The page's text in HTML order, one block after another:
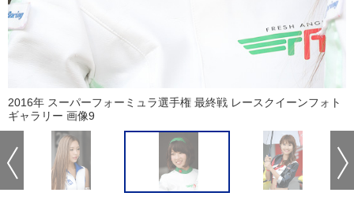
2016年 スーパーフォーミュラ選手権 最終戦 レースクイーンフォト
ギャラリー 画像9